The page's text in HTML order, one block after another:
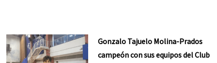
Gonzalo Tajuelo Molina-Prados
campeón con sus equipos del Club